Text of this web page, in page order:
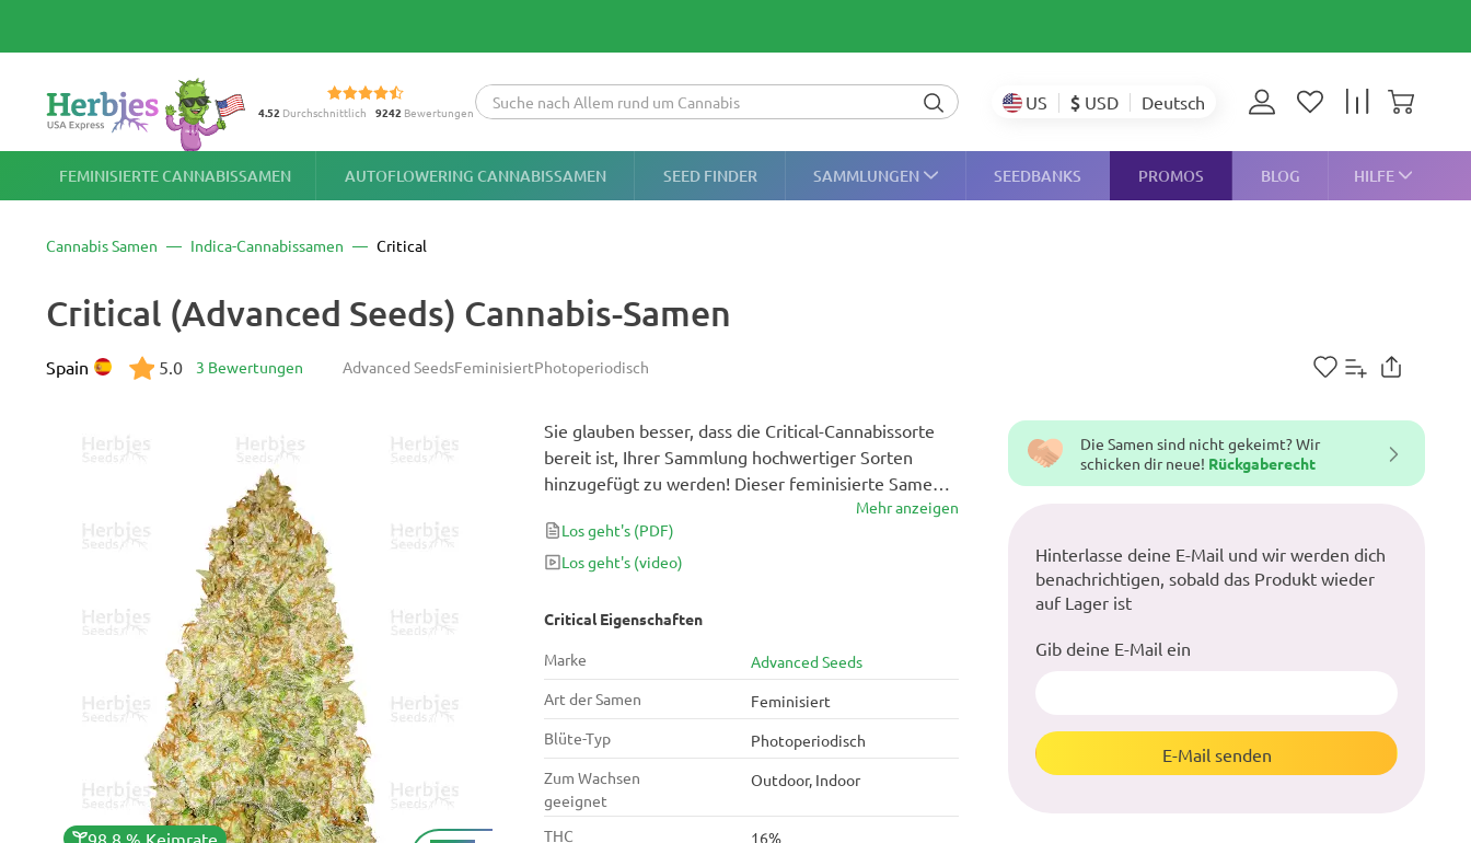
4.52 Durchschnittlich 9242 Bewertungen US $ USD Deutsch
FEMINISIERTE CANNABISSAMEN AUTOFLOWERING CANNABISSAMEN SEED FINDER SAMMLUNGEN SEEDBANKS PROMOS BLOG HILFE
Cannabis Samen Indica-Cannabissamen Critical
98.8 % Keimrate
Critical (Advanced Seeds) Cannabis-Samen
Advanced SeedsFeminisiertPhotoperiodisch
Spain 5.0 3 Bewertungen
Critical Eigenschaften
Marke
Advanced Seeds
Art der Samen
Feminisiert
Blüte-Typ
Photoperiodisch
Zum Wachsen
geeignet
Outdoor, Indoor
THC
16%
Sie glauben besser, dass die Critical-Cannabissorte
bereit ist, Ihrer Sammlung hochwertiger Sorten
hinzugefügt zu werden! Dieser feminisierte Samen
produziert in nur 7-8 Wochen Blütezeit zwischen
450-500g/m² psychedelische Knospen mit 16% THC.
Ihre Bereitschaft, sich an jede Art von Anbau
gleichermaßen sehr begehrt.
Mehr anzeigen
Los geht's (PDF)
Los geht's (video)
Die Samen sind nicht gekeimt? Wir
schicken dir neue! Rückgaberecht
Hinterlasse deine E-Mail und wir werden dich
benachrichtigen, sobald das Produkt wieder
auf Lager ist
Gib deine E-Mail ein
E-Mail senden